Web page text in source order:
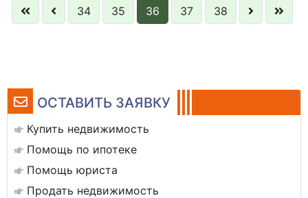
ОСТАВИТЬ ЗАЯВКУ
Купить недвижимость
Помощь по ипотеке
Помощь юриста
Продать недвижимость
34 35 36 37 38